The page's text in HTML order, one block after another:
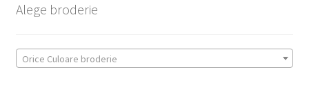
Alege broderie
Orice Culoare broderie